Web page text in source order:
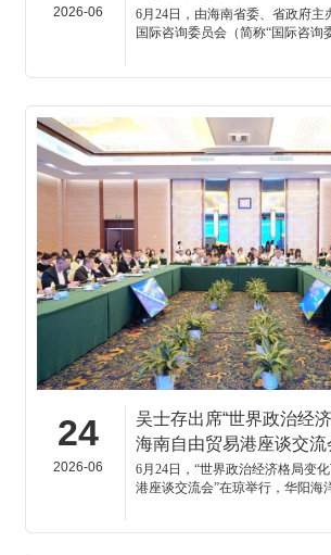
2026-06
6月24日，由海南省委、省政府主
国际咨询委员会（简称“国际咨询
担任国际咨询委员会委员（聘期
24
2026-06
吴士存出席“世界政治经
海南自由贸易港座谈交流
6月24日，“世界政治经济格局变
港座谈交流会”在琼举行，华阳海